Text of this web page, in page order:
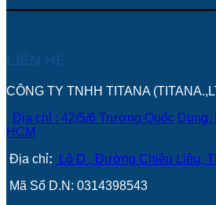
CÔNG TY TNHH TITANA
Địa chỉ : 42/5/6 Trương Quốc Dung,
HCM
Địa chỉ:
Lô D , Đường Chiêu Liêu,
Mã Số D.N: 0314398543